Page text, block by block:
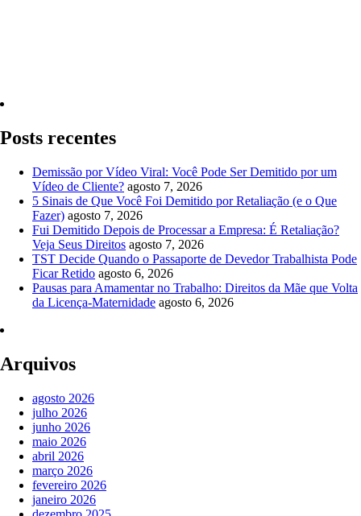
Posts recentes
Demissão por Vídeo Viral: Você Pode Ser Demitido por um
Vídeo de Cliente? agosto 7, 2026
5 Sinais de Que Você Foi Demitido por Retaliação (e o Que
Fazer) agosto 7, 2026
Fui Demitido Depois de Processar a Empresa: É Retaliação?
Veja Seus Direitos agosto 7, 2026
TST Decide Quando o Passaporte de Devedor Trabalhista Pode
Ficar Retido agosto 6, 2026
Pausas para Amamentar no Trabalho: Direitos da Mãe que Volta
da Licença-Maternidade agosto 6, 2026
Arquivos
agosto 2026
julho 2026
junho 2026
maio 2026
abril 2026
março 2026
fevereiro 2026
janeiro 2026